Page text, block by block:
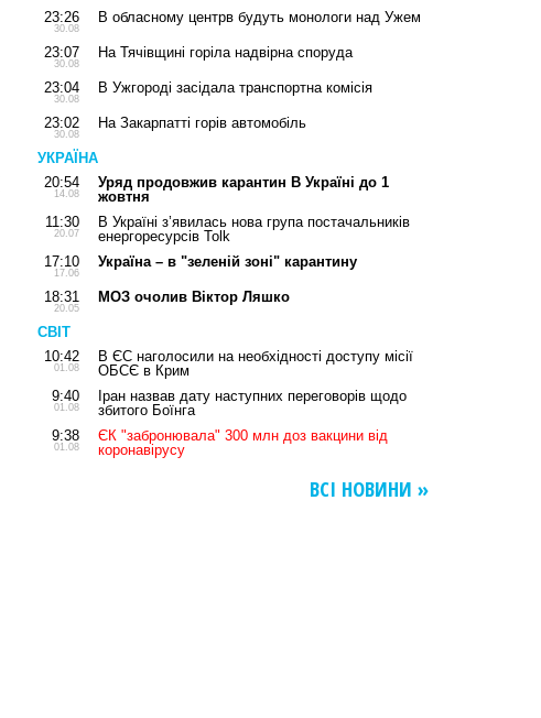
23:26
30.08
В обласному центрв будуть монологи над Ужем
23:07
30.08
На Тячівщині горіла надвірна споруда
23:04
30.08
В Ужгороді засідала транспортна комісія
23:02
30.08
На Закарпатті горів автомобіль
УКРАЇНА
20:54
14.08
Уряд продовжив карантин В Україні до 1
жовтня
11:30
20.07
В Україні з’явилась нова група постачальників
енергоресурсів Tolk
17:10
17.06
Україна – в "зеленій зоні" карантину
18:31
20.05
МОЗ очолив Віктор Ляшко
СВІТ
10:42
01.08
В ЄС наголосили на необхідності доступу місії
ОБСЄ в Крим
9:40
01.08
Іран назвав дату наступних переговорів щодо
збитого Боїнга
9:38
01.08
ЄК "забронювала" 300 млн доз вакцини від
коронавірусу
ВСІ НОВИНИ »